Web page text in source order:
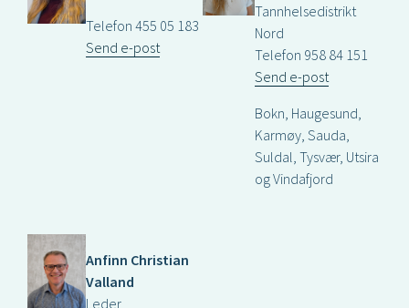
Telefon 455 05 183
Send e-post
Tannhelsedistrikt
Nord
Telefon 958 84 151
Send e-post
Bokn, Haugesund,
Karmøy, Sauda,
Suldal, Tysvær, Utsira
og Vindafjord
Anfinn Christian
Valland
Leder